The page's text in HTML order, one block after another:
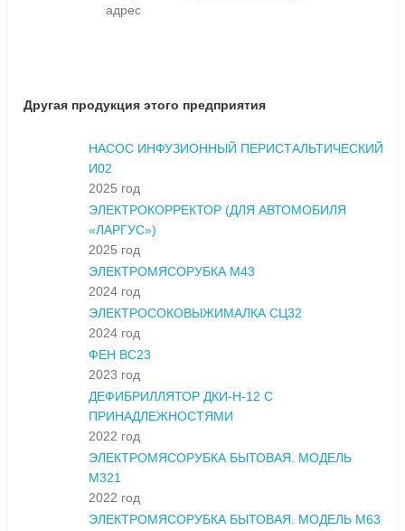
адрес
Другая продукция этого предприятия
НАСОС ИНФУЗИОННЫЙ ПЕРИСТАЛЬТИЧЕСКИЙ
И02
2025 год
ЭЛЕКТРОКОРРЕКТОР (ДЛЯ АВТОМОБИЛЯ
«ЛАРГУС»)
2025 год
ЭЛЕКТРОМЯСОРУБКА М43
2024 год
ЭЛЕКТРОСОКОВЫЖИМАЛКА СЦ32
2024 год
ФЕН ВС23
2023 год
ДЕФИБРИЛЛЯТОР ДКИ-Н-12 С
ПРИНАДЛЕЖНОСТЯМИ
2022 год
ЭЛЕКТРОМЯСОРУБКА БЫТОВАЯ. МОДЕЛЬ
М321
2022 год
ЭЛЕКТРОМЯСОРУБКА БЫТОВАЯ. МОДЕЛЬ М63